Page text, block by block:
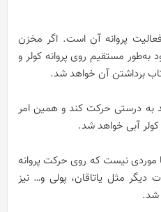
پروانه آن است. اگر مخزن
مستقیم روی پروانه کولر و
برداشتن آن خواهد شد.
به درستی حرکت کند و همین امر
آبی خواهد شد.
موردی نیست که روی حرکت پروانه
مثل یاتاقان، پولی و… نیز
شد.